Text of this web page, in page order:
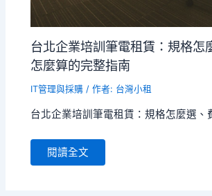
台北企業培訓筆電租賃：規格怎
怎麼算的完整指南
IT管理與採購 / 作者: 台灣小租
台北企業培訓筆電租賃：規格怎麼選、
閱讀全文